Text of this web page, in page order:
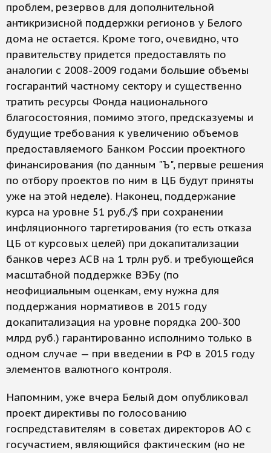
проблем, резервов для дополнительной
антикризисной поддержки регионов у Белого
дома не остается. Кроме того, очевидно, что
правительству придется предоставлять по
аналогии с 2008-2009 годами большие объемы
госгарантий частному сектору и существенно
тратить ресурсы Фонда национального
благосостояния, помимо этого, предсказуемы и
будущие требования к увеличению объемов
предоставляемого Банком России проектного
финансирования (по данным "Ъ", первые решения
по отбору проектов по ним в ЦБ будут приняты
уже на этой неделе). Наконец, поддержание
курса на уровне 51 руб./$ при сохранении
инфляционного таргетирования (то есть отказа
ЦБ от курсовых целей) при докапитализации
банков через АСВ на 1 трлн руб. и требующейся
масштабной поддержке ВЭБу (по
неофициальным оценкам, ему нужна для
поддержания нормативов в 2015 году
докапитализация на уровне порядка 200-300
млрд руб.) гарантированно исполнимо только в
одном случае — при введении в РФ в 2015 году
элементов валютного контроля.
Напомним, уже вчера Белый дом опубликовал
проект директивы по голосованию
госпредставителям в советах директоров АО с
госучастием, являющийся фактическим (но не